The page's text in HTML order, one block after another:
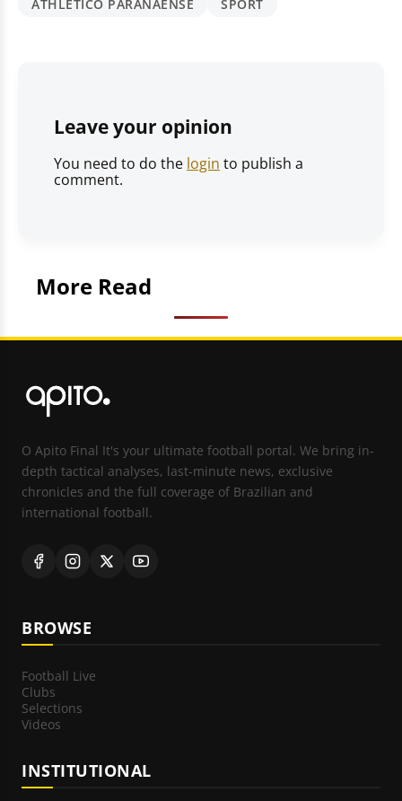
ATHLETICO PARANAENSE
SPORT
Leave your opinion
You need to do the login to publish a
comment.
More Read
O Apito Final It's your ultimate football portal. We bring in-
depth tactical analyses, last-minute news, exclusive
chronicles and the full coverage of Brazilian and
international football.
BROWSE
Football Live
Clubs
Selections
Videos
INSTITUTIONAL